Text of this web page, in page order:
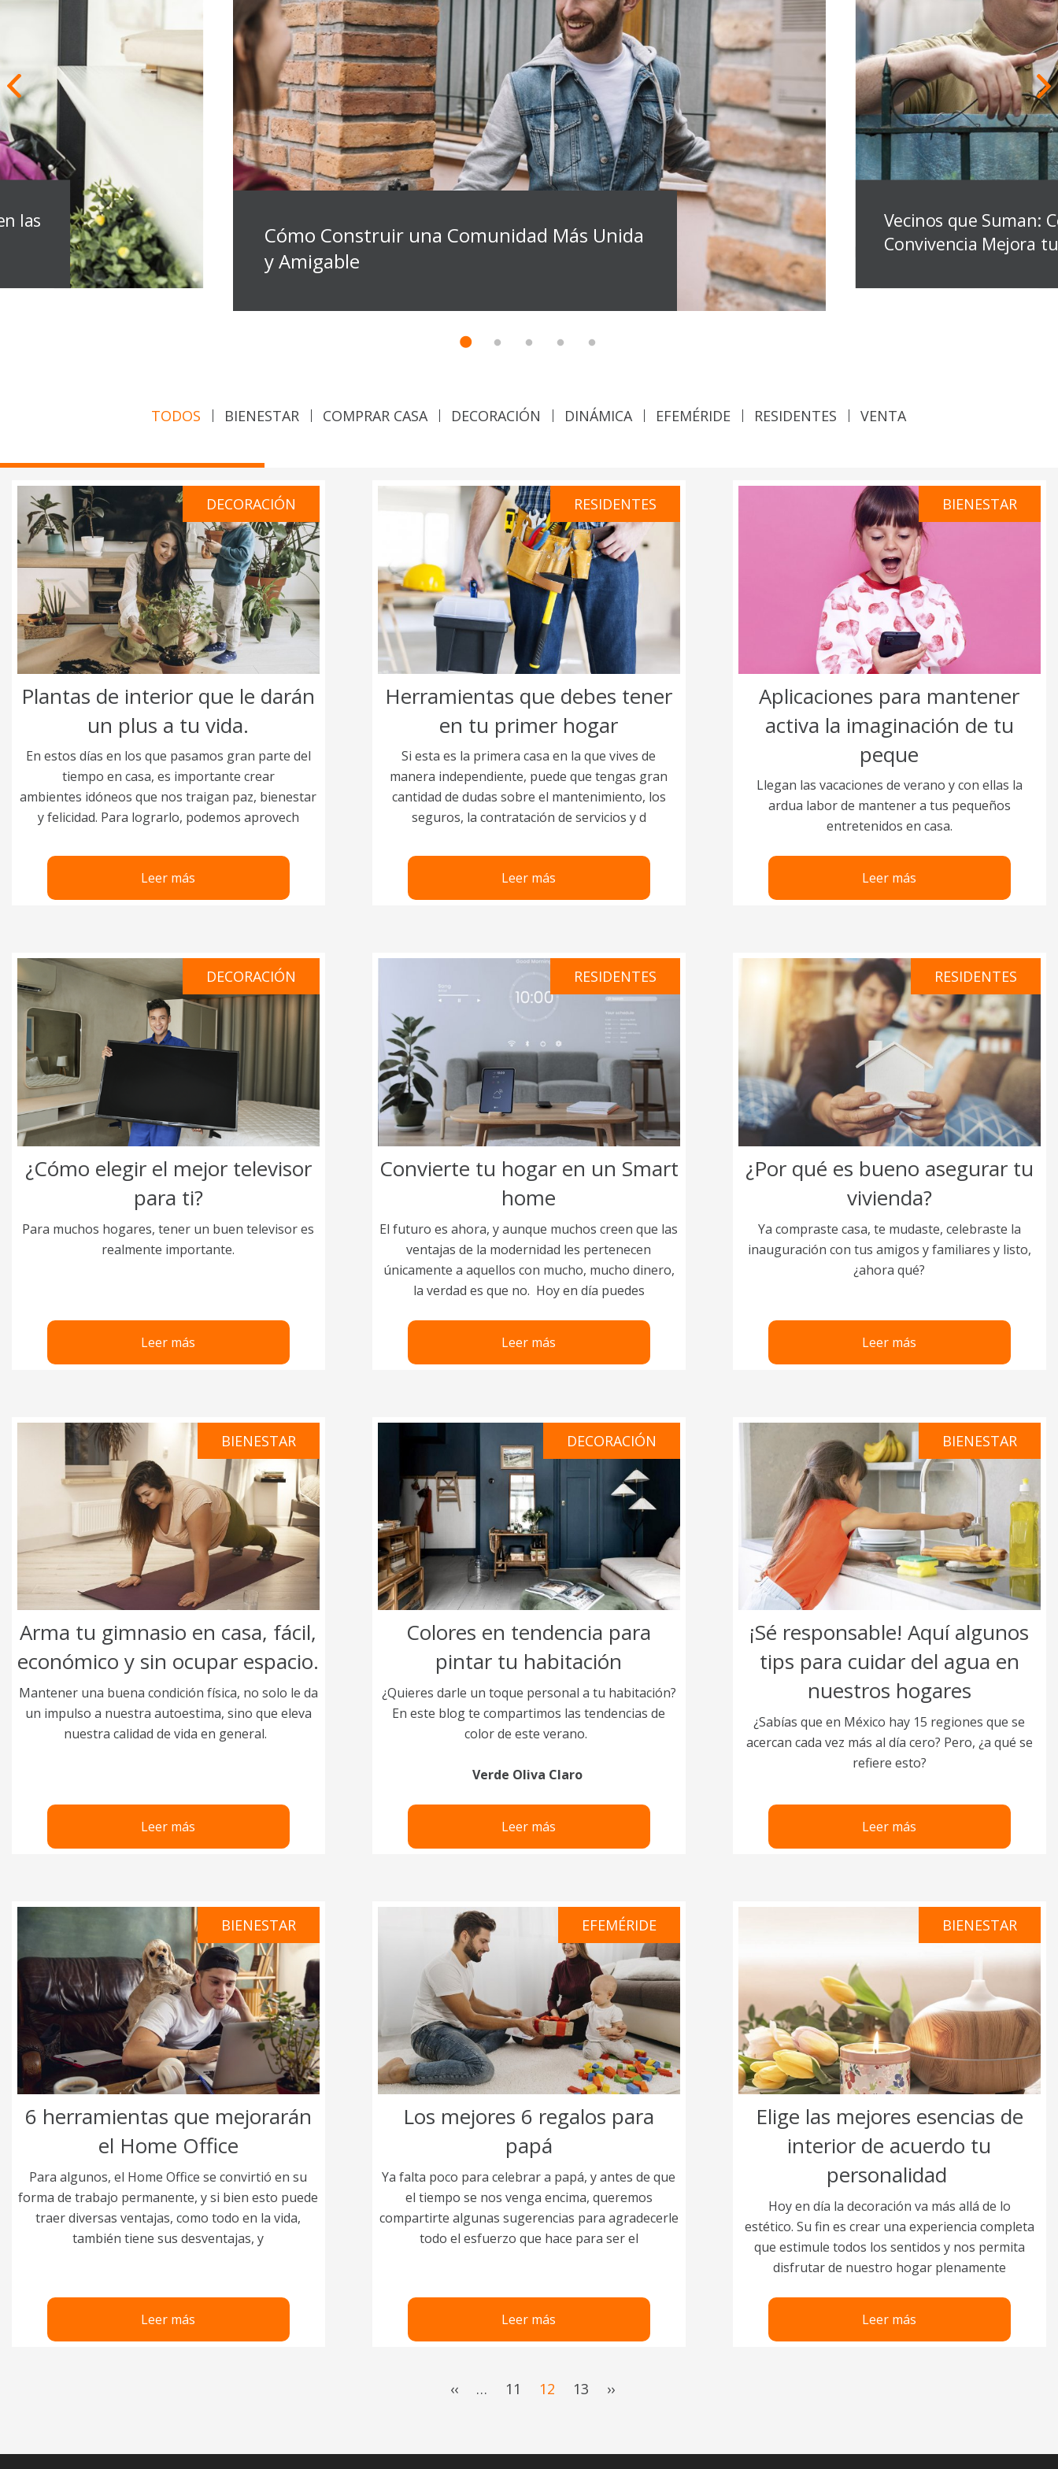
las
Cómo Construir una Comunidad Más Unida
y Amigable
Vecinos que Suman:
Convivencia Mejora
TODOS BIENESTAR COMPRAR CASA DECORACIÓN DINÁMICA EFEMÉRIDE RESIDENTES VENTA
DECORACIÓN
Plantas de interior que le darán
un plus a tu vida.
En estos días en los que pasamos gran parte del
tiempo en casa, es importante crear
ambientes idóneos que nos traigan paz, bienestar
y felicidad. Para lograrlo, podemos aprovech
Leer más
RESIDENTES
Herramientas que debes tener
en tu primer hogar
Si esta es la primera casa en la que vives de
manera independiente, puede que tengas gran
cantidad de dudas sobre el mantenimiento, los
seguros, la contratación de servicios y d
Leer más
BIENESTAR
Aplicaciones para mantener
activa la imaginación de tu
peque
Llegan las vacaciones de verano y con ellas la
ardua labor de mantener a tus pequeños
entretenidos en casa.
Leer más
DECORACIÓN
¿Cómo elegir el mejor televisor
para ti?
Para muchos hogares, tener un buen televisor es
realmente importante.
Leer más
RESIDENTES
Convierte tu hogar en un Smart
home
El futuro es ahora, y aunque muchos creen que las
ventajas de la modernidad les pertenecen
únicamente a aquellos con mucho, mucho dinero,
la verdad es que no. Hoy en día puedes
Leer más
RESIDENTES
¿Por qué es bueno asegurar tu
vivienda?
Ya compraste casa, te mudaste, celebraste la
inauguración con tus amigos y familiares y listo,
¿ahora qué?
Leer más
BIENESTAR
Arma tu gimnasio en casa, fácil,
económico y sin ocupar espacio.
Mantener una buena condición física, no solo le da
un impulso a nuestra autoestima, sino que eleva
nuestra calidad de vida en general.
Leer más
DECORACIÓN
Colores en tendencia para
pintar tu habitación
¿Quieres darle un toque personal a tu habitación?
En este blog te compartimos las tendencias de
color de este verano.
Verde Oliva Claro
Leer más
BIENESTAR
¡Sé responsable! Aquí algunos
tips para cuidar del agua en
nuestros hogares
¿Sabías que en México hay 15 regiones que se
acercan cada vez más al día cero? Pero, ¿a qué se
refiere esto?
Leer más
BIENESTAR
6 herramientas que mejorarán
el Home Office
Para algunos, el Home Office se convirtió en su
forma de trabajo permanente, y si bien esto puede
traer diversas ventajas, como todo en la vida,
también tiene sus desventajas, y
Leer más
EFEMÉRIDE
Los mejores 6 regalos para
papá
Ya falta poco para celebrar a papá, y antes de que
el tiempo se nos venga encima, queremos
compartirte algunas sugerencias para agradecerle
todo el esfuerzo que hace para ser el
Leer más
BIENESTAR
Elige las mejores esencias de
interior de acuerdo tu
personalidad
Hoy en día la decoración va más allá de lo
estético. Su fin es crear una experiencia completa
que estimule todos los sentidos y nos permita
disfrutar de nuestro hogar plenamente
Leer más
First
‹‹ … Page
11
Current
12 Page
13
Last
››